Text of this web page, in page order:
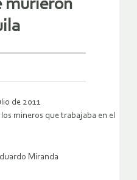
murieron
de 2011
mineros que trabajaba en el
Miranda